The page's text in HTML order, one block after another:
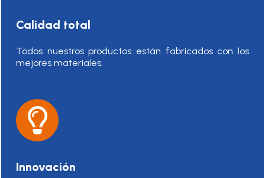
Calidad total
Todos nuestros productos están fabricados con los
mejores materiales.
Innovación